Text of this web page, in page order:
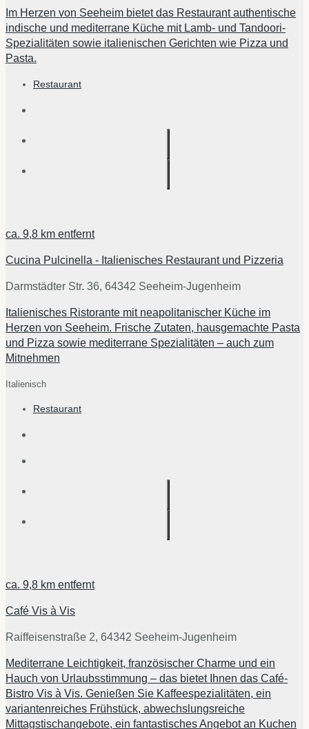
Im Herzen von Seeheim bietet das Restaurant authentische
indische und mediterrane Küche mit Lamb- und Tandoori-
Spezialitäten sowie italienischen Gerichten wie Pizza und
Pasta.
Restaurant
ca. 9,8 km entfernt
Cucina Pulcinella - Italienisches Restaurant und Pizzeria
Darmstädter Str. 36, 64342 Seeheim-Jugenheim
Italienisches Ristorante mit neapolitanischer Küche im
Herzen von Seeheim. Frische Zutaten, hausgemachte Pasta
und Pizza sowie mediterrane Spezialitäten – auch zum
Mitnehmen
Italienisch
Restaurant
ca. 9,8 km entfernt
Café Vis à Vis
Raiffeisenstraße 2, 64342 Seeheim-Jugenheim
Mediterrane Leichtigkeit, französischer Charme und ein
Hauch von Urlaubsstimmung – das bietet Ihnen das Café-
Bistro Vis à Vis. Genießen Sie Kaffeespezialitäten, ein
variantenreiches Frühstück, abwechslungsreiche
Mittagstischangebote, ein fantastisches Angebot an Kuchen